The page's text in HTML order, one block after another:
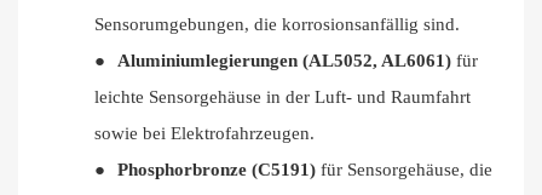
Sensorumgebungen, die korrosionsanfällig sind.
●
Aluminiumlegierungen (AL5052, AL6061) für
leichte Sensorgehäuse in der Luft- und Raumfahrt
sowie bei Elektrofahrzeugen.
●
Phosphorbronze (C5191) für Sensorgehäuse, die